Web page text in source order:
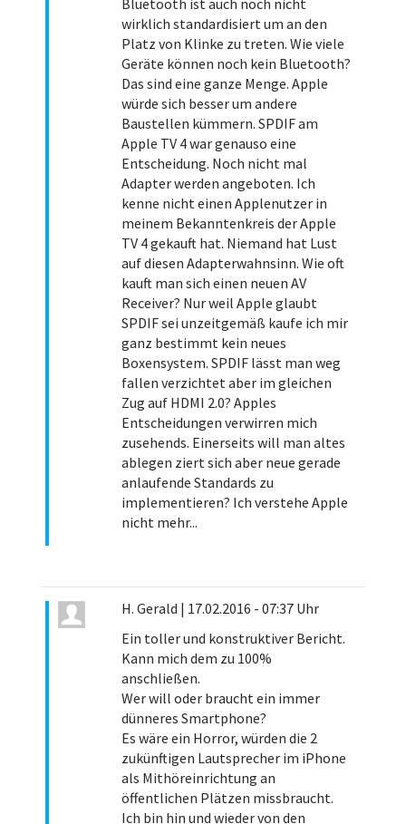
wirklich standardisiert um an den
Platz von Klinke zu treten. Wie viele
Geräte können noch kein Bluetooth?
Das sind eine ganze Menge. Apple
würde sich besser um andere
Baustellen kümmern. SPDIF am
Apple TV 4 war genauso eine
Entscheidung. Noch nicht mal
Adapter werden angeboten. Ich
kenne nicht einen Applenutzer in
meinem Bekanntenkreis der Apple
TV 4 gekauft hat. Niemand hat Lust
auf diesen Adapterwahnsinn. Wie oft
kauft man sich einen neuen AV
Receiver? Nur weil Apple glaubt
SPDIF sei unzeitgemäß kaufe ich mir
ganz bestimmt kein neues
Boxensystem. SPDIF lässt man weg
fallen verzichtet aber im gleichen
Zug auf HDMI 2.0? Apples
Entscheidungen verwirren mich
zusehends. Einerseits will man altes
ablegen ziert sich aber neue gerade
anlaufende Standards zu
implementieren? Ich verstehe Apple
nicht mehr...
H. Gerald | 17.02.2016 - 07:37 Uhr
Ein toller und konstruktiver Bericht.
Kann mich dem zu 100%
anschließen.
Wer will oder braucht ein immer
dünneres Smartphone?
Es wäre ein Horror, würden die 2
zukünftigen Lautsprecher im iPhone
als Mithöreinrichtung an
öffentlichen Plätzen missbraucht.
Ich bin hin und wieder von den